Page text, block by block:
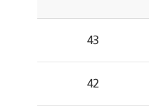
43
42